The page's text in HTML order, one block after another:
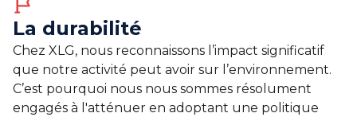
La durabilité
Chez XLG, nous reconnaissons l’impact significatif
que notre activité peut avoir sur l’environnement.
C’est pourquoi nous nous sommes résolument
engagés à l'atténuer en adoptant une politique